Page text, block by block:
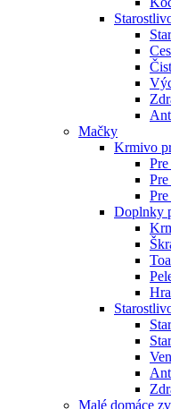
Mačky
Krmivo
Doplnky
Malé domáce